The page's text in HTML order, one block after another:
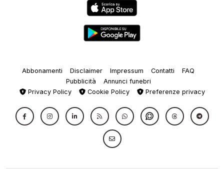
Abbonamenti Disclaimer Impressum Contatti
FAQ
Pubblicità
Annunci funebri
Privacy Policy
Cookie Policy Preferenze privacy